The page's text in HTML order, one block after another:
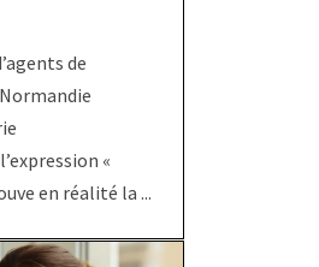
de
«
en réalité la ...